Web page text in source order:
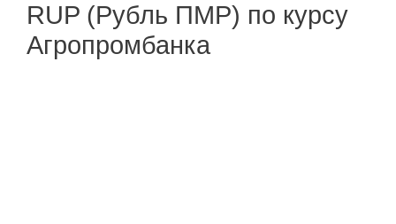
RUP (Рубль ПМР) по курсу
Агропромбанка